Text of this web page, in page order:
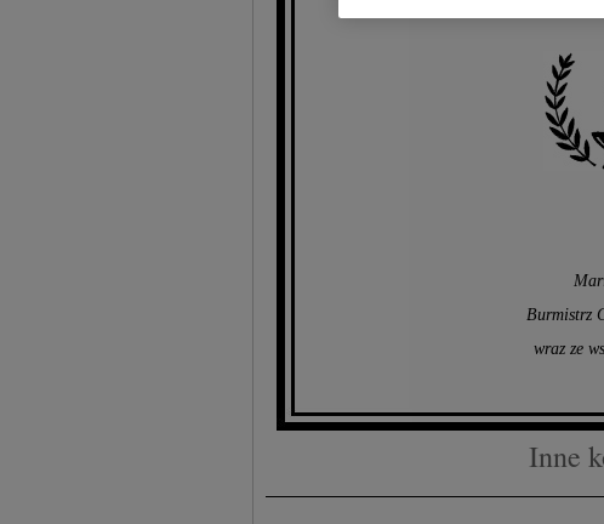
Burmistrz
wraz ze
Inne
dokładnych danych
Przechowywanie informacji
treści, badnie odbiorców i